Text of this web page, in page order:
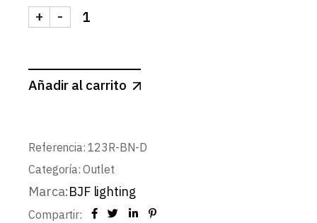
DOWNLIGHT LED SUPERFICIE GRIS REDONDO
-
+
Añadir al carrito
Referencia: 123R-BN-D
Categoría: Outlet
Marca:BJF lighting
Compartir: